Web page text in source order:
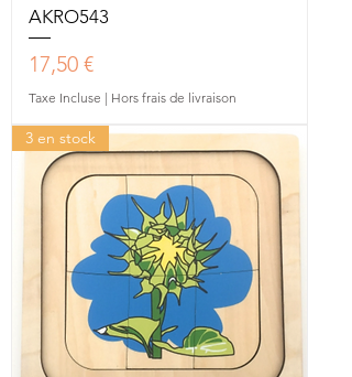
AKRO543
Prix
17,50 €
Taxe Incluse | Hors frais de livraison
3 en stock